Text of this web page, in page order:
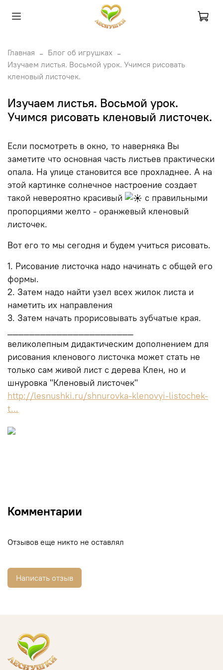
Главная
Блог об игрушках
Изучаем листья. Восьмой урок. Учимся рисовать
кленовый листочек.
Изучаем листья. Восьмой урок.
Учимся рисовать кленовый листочек.
Если посмотреть в окно, то наверняка Вы
заметите что основная часть листьев практически
опала. На улице становится все прохладнее. А на
этой картинке солнечное настроение создает
такой невероятно красивый
с правильными
пропорциями желто - оранжевый кленовый
листочек.
Вот его то мы сегодня и будем учиться рисовать.
1. Рисование листочка надо начинать с общей его
формы.
2. Затем надо найти узел всех жилок листа и
наметить их направления
3. Затем начать прорисовывать зубчатые края.
великолепным дидактическим дополнением для
рисования кленового листочка может стать не
только сам живой лист с дерева Клен, но и
шнуровка "Кленовый листочек"
http://lesnushki.ru/shnurovka-klenovyi-listochek-
t...
Комментарии
Отзывов еще никто не оставлял
Написать отзыв